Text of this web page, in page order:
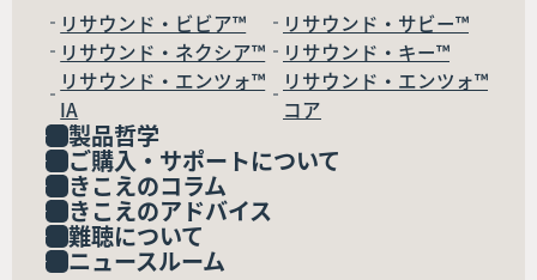
リサウンド・ビビア™
リサウンド・サビー™
リサウンド・ネクシア™
リサウンド・キー™
リサウンド・エンツォ™
IA
リサウンド・エンツォ™
コア
製品哲学
ご購入・サポートについて
きこえのコラム
きこえのアドバイス
難聴について
ニュースルーム